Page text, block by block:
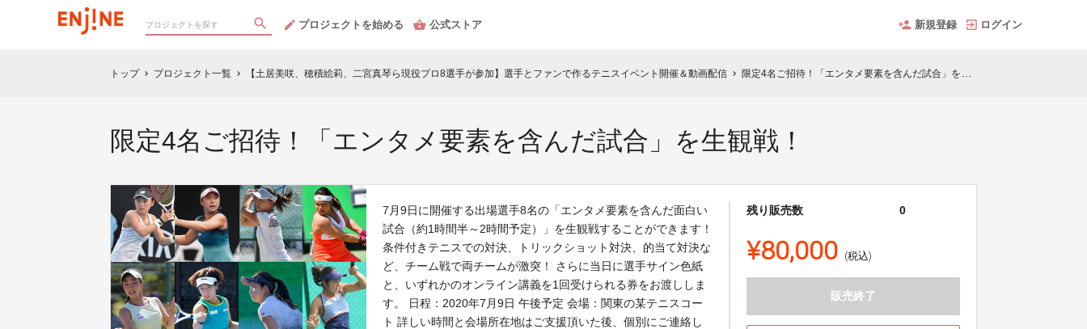
プロジェクトを始める 公式ストア 新規登録 ログイン
トップ chevron_right プロジェクト一覧 chevron_right 【土居美咲、穂積絵莉、二宮真琴ら現役プロ8選手が参加】選手とファンで作るテニスイベント開催＆動画配信 chevron_right 限定4名ご招待！「エンタメ要素を含んだ試合」を生観戦！
限定4名ご招待！「エンタメ要素を含んだ試合」を生観戦！
7月9日に開催する出場選手8名の「エンタメ要素を含んだ面白い
試合（約1時間半～2時間予定）」を生観戦することができます！
条件付きテニスでの対決、トリックショット対決、的当て対決な
ど、チーム戦で両チームが激突！ さらに当日に選手サイン色紙
と、いずれかのオンライン講義を1回受けられる券をお渡ししま
す。 日程：2020年7月9日 午後予定 会場：関東の某テニスコー
ト 詳しい時間と会場所在地はご支援頂いた後、個別にご連絡し
残り販売数 0
¥80,000 (税込)
販売終了